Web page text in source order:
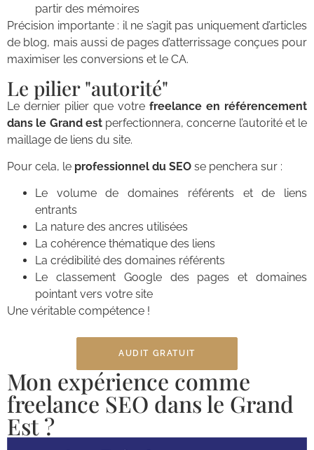
partir des mémoires
Précision importante : il ne s’agit pas uniquement d’articles
de blog, mais aussi de pages d’atterrissage conçues pour
maximiser les conversions et le CA.
Le pilier "autorité"
Le dernier pilier que votre freelance en référencement
dans le Grand estperfectionnera, concerne l’autorité et le
maillage de liens du site.
Pour cela, le professionnel du SEO se penchera sur :
Le volume de domaines référents et de liens
entrants
La nature des ancres utilisées
La cohérence thématique des liens
La crédibilité des domaines référents
Le classement Google des pages et domaines
pointant vers votre site
Une véritable compétence !
AUDIT GRATUIT
Mon expérience comme
freelance SEO dans le Grand
Est ?